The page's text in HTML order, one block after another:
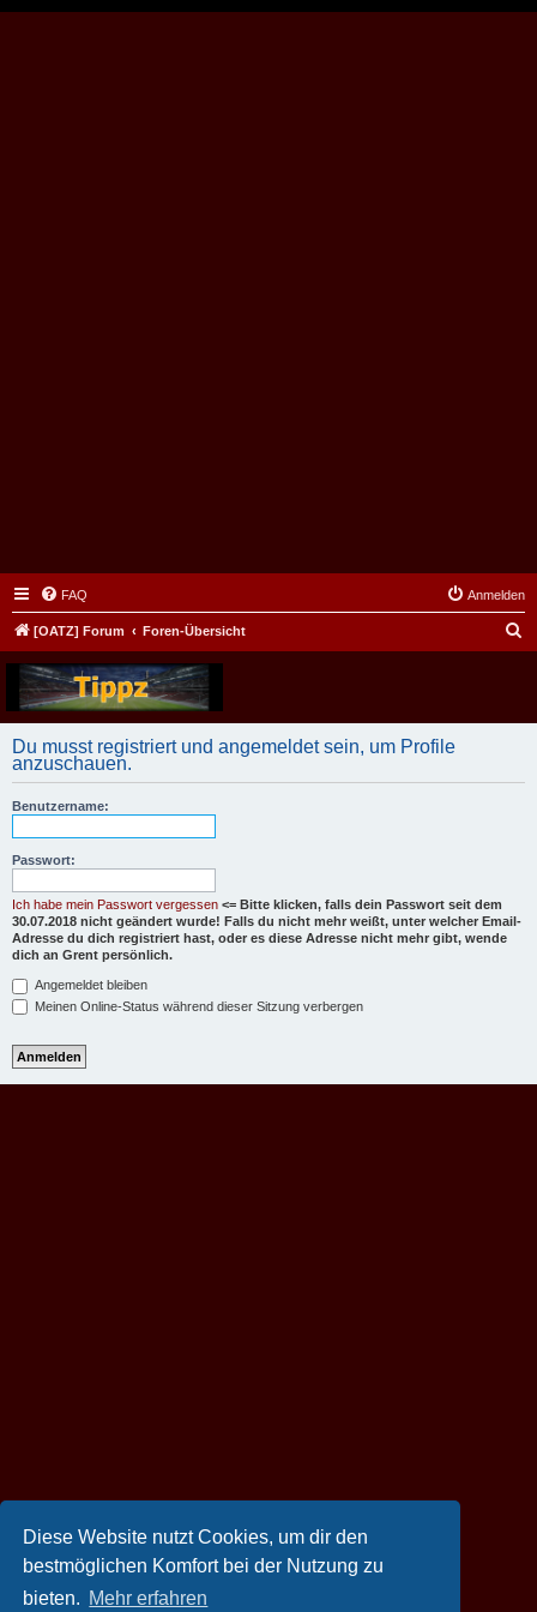
Diese Website nutzt Cookies, um dir den
bestmöglichen Komfort bei der Nutzung zu
bieten. Mehr erfahren
FAQ Anmelden
[OATZ] Forum Foren-Übersicht
Du musst registriert und angemeldet sein, um Profile
anzuschauen.
Benutzername:
Passwort:
Ich habe mein Passwort vergessen <= Bitte klicken, falls dein Passwort seit dem
30.07.2018 nicht geändert wurde! Falls du nicht mehr weißt, unter welcher Email-
Adresse du dich registriert hast, oder es diese Adresse nicht mehr gibt, wende
dich an Grent persönlich.
Angemeldet bleiben
Meinen Online-Status während dieser Sitzung verbergen